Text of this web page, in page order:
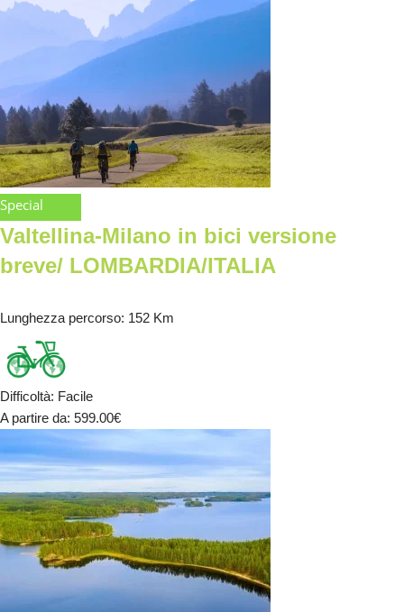
Special
Valtellina-Milano in bici versione
breve/ LOMBARDIA/ITALIA
Lunghezza percorso: 152 Km
Difficoltà: Facile
A partire da: 599.00€